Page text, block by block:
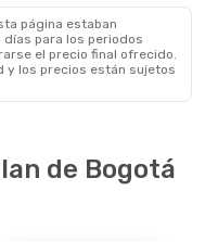
página estaban
para los periodos
el precio final ofrecido.
y los precios están sujetos
de Bogotá